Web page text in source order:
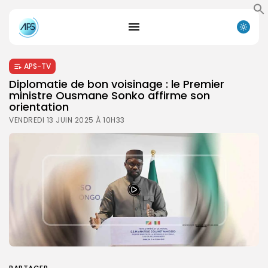
APS-TV
Diplomatie de bon voisinage : le Premier
ministre Ousmane Sonko affirme son
orientation
VENDREDI 13 JUIN 2025 À 10H33